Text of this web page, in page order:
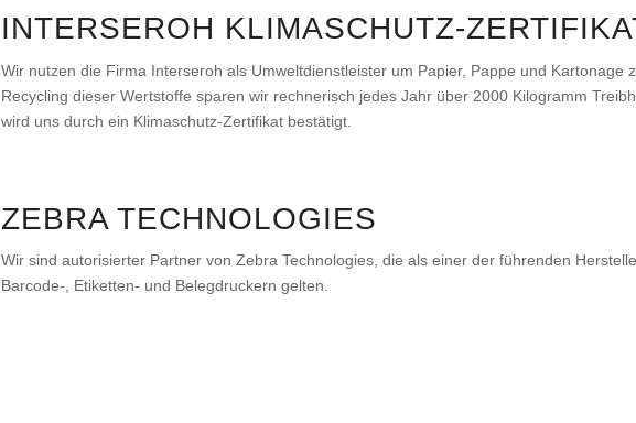
INTERSEROH KLIMASCHUTZ-
Wir nutzen die Firma Interseroh als Umweltdienstleister um Papier, Pappe und Kartonage
Recycling dieser Wertstoffe sparen wir rechnerisch jedes Jahr über 2000 Kilogramm
wird uns durch ein Klimaschutz-Zertifikat bestätigt.
ZEBRA TECHNOLOGIES
Wir sind autorisierter Partner von Zebra Technologies, die als einer der führenden
Barcode-, Etiketten- und Belegdruckern gelten.